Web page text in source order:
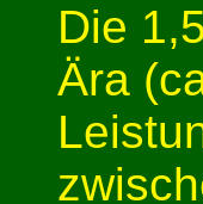
Die
Ära